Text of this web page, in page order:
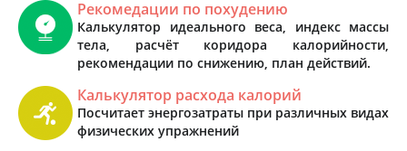
Рекомедации по похудению
Калькулятор идеального веса, индекс массы
тела, расчёт коридора калорийности,
рекомендации по снижению, план действий.
Калькулятор расхода калорий
Посчитает энергозатраты при различных видах
физических упражнений